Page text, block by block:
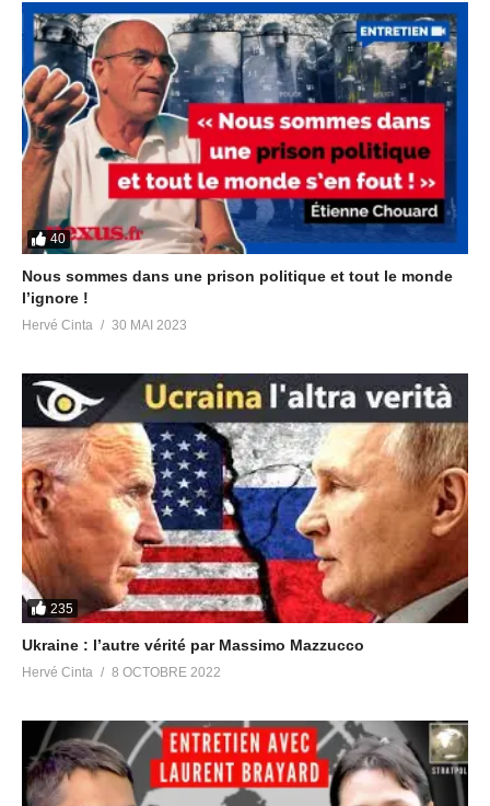
LinkedInhttps://www.linkedin.com/in/herve-gaia/
TikTokhttps://www.tiktok.com/@en.fin.la.lumiere
PLATEFORMES VIDÉO
Youtube Radio Pléiades
https://www.youtube.com/@radiopleiades
Youtube Hervé Gaïahttps://www.youtube.com/@hervegaia
Youtube anglophone
https://www.youtube.com/@victoryofthelight
Odysée 1https://odysee.com/@HerveGaia:9
Odysée 2
https://odysee.com/@RevolutionVibratoire:6
TELEGRAM
Pléiadeshttps://t.me/avisradiopleiades
Canal des replays des émissions Radio Pléiades
https://t.me/radiopleiades
Chat Group anglophone Let’s Meditate for Planetary Liberation
https://t.me/meditationliberation
Canal anglophone Victory Of The Light
https://t.me/Victory_Of_The_Light
Partager :
J’aime ça :
40
Nous sommes dans une prison politique et tout le monde
l’ignore !
Hervé Cinta 30 MAI 2023
235
Ukraine : l’autre vérité par Massimo Mazzucco
Hervé Cinta 8 OCTOBRE 2022